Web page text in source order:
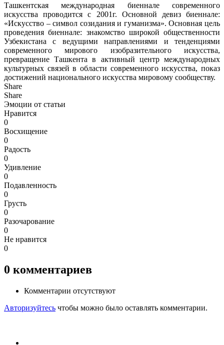
Ташкентская международная биеннале современного
искусства проводится с 2001г. Основной девиз биеннале:
«Искусство – символ созидания и гуманизма». Основная цель
проведения биеннале: знакомство широкой общественности
Узбекистана с ведущими направлениями и тенденциями
современного мирового изобразительного искусства,
превращение Ташкента в активный центр международных
культурных связей в области современного искусства, показ
достижений национального искусства мировому сообществу.
Share
Share
Эмоции от статьи
Нравится
0
Восхищение
0
Радость
0
Удивление
0
Подавленность
0
Грусть
0
Разочарование
0
Не нравится
0
0 комментариев
Комментарии отсутствуют
Авторизуйтесь чтобы можно было оставлять комментарии.